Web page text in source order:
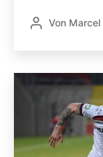
Beitragsautor
Von Marcel